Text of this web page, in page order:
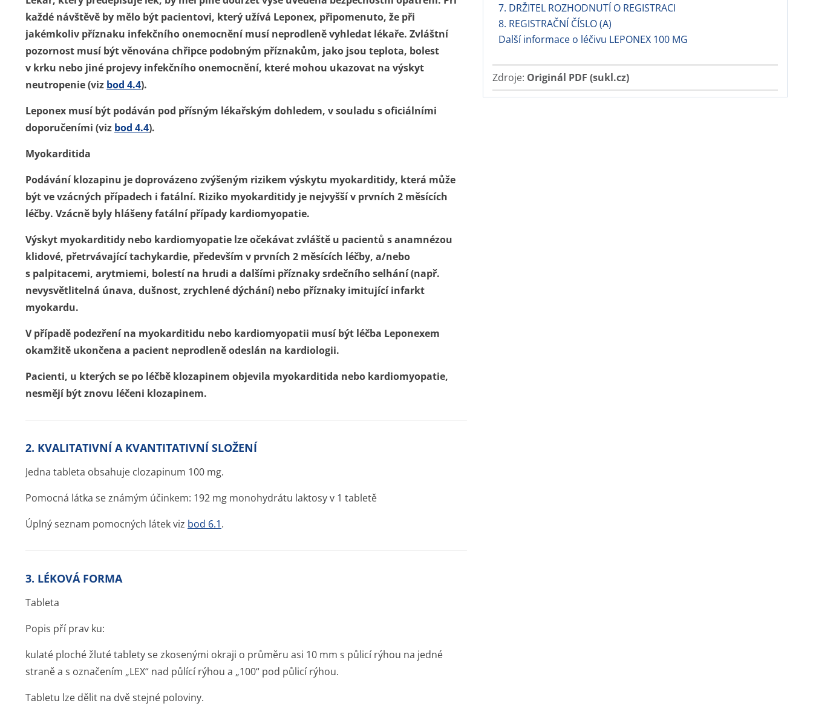
7. DRŽITEL ROZHODNUTÍ O REGISTRACI
8. REGISTRAČNÍ ČÍSLO (A)
Další informace o léčivu LEPONEX 100 MG
Zdroje: Originál PDF (sukl.cz)
každé návštěvě by mělo být pacientovi, který užívá Leponex, připomenuto, že při
jakémkoliv příznaku infekčního onemocnění musí neprodleně vyhledat lékaře. Zvláštní
pozornost musí být věnována chřipce podobným příznakům, jako jsou teplota, bolest
v krku nebo jiné projevy infekčního onemocnění, které mohou ukazovat na výskyt
neutropenie (viz bod 4.4).
Leponex musí být podáván pod přísným lékařským dohledem, v souladu s oficiálními
doporučeními (viz bod 4.4).
Myokarditida
Podávání klozapinu je doprovázeno zvýšeným rizikem výskytu myokarditidy, která může
být ve vzácných případech i fatální. Riziko myokarditidy je nejvyšší v prvních 2 měsících
léčby. Vzácně byly hlášeny fatální případy kardiomyopatie.
Výskyt myokarditidy nebo kardiomyopatie lze očekávat zvláště u pacientů s anamnézou
klidové, přetrvávající tachykardie, především v prvních 2 měsících léčby, a/nebo
s palpitacemi, arytmiemi, bolestí na hrudi a dalšími příznaky srdečního selhání (např.
nevysvětlitelná únava, dušnost, zrychlené dýchání) nebo příznaky imitující infarkt
myokardu.
V případě podezření na myokarditidu nebo kardiomyopatii musí být léčba Leponexem
okamžitě ukončena a pacient neprodleně odeslán na kardiologii.
Pacienti, u kterých se po léčbě klozapinem objevila myokarditida nebo kardiomyopatie,
nesmějí být znovu léčeni klozapinem.
2. KVALITATIVNÍ A KVANTITATIVNÍ SLOŽENÍ
Jedna tableta obsahuje clozapinum 100 mg.
Pomocná látka se známým účinkem: 192 mg monohydrátu laktosy v 1 tabletě
Úplný seznam pomocných látek viz bod 6.1.
3. LÉKOVÁ FORMA
Tableta
Popis pří prav ku:
kulaté ploché žluté tablety se zkosenými okraji o průměru asi 10 mm s půlicí rýhou na jedné
straně a s označením „LEX“ nad půlící rýhou a „100“ pod půlicí rýhou.
Tabletu lze dělit na dvě stejné poloviny.